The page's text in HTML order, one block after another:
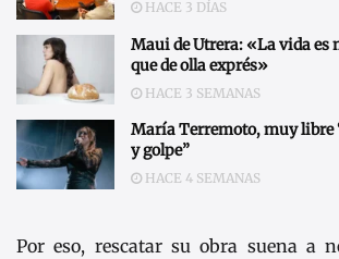
HACE 3 DÍAS
Maui de Utrera: «La vida es
que de olla exprés»
HACE 3 SEMANAS
María Terremoto, muy libre
y golpe”
HACE 4 SEMANAS
Por eso, rescatar su obra suena a